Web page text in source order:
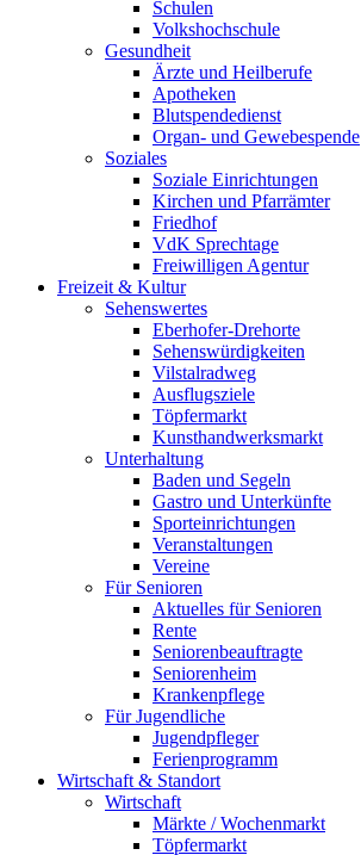
Schulen
Volkshochschule
Gesundheit
Ärzte und Heilberufe
Apotheken
Blutspendedienst
Organ- und Gewebespende
Soziales
Soziale Einrichtungen
Kirchen und Pfarrämter
Friedhof
VdK Sprechtage
Freiwilligen Agentur
Freizeit & Kultur
Sehenswertes
Eberhofer-Drehorte
Sehenswürdigkeiten
Vilstalradweg
Ausflugsziele
Töpfermarkt
Kunsthandwerksmarkt
Unterhaltung
Baden und Segeln
Gastro und Unterkünfte
Sporteinrichtungen
Veranstaltungen
Vereine
Für Senioren
Aktuelles für Senioren
Rente
Seniorenbeauftragte
Seniorenheim
Krankenpflege
Für Jugendliche
Jugendpfleger
Ferienprogramm
Wirtschaft & Standort
Wirtschaft
Märkte / Wochenmarkt
Töpfermarkt